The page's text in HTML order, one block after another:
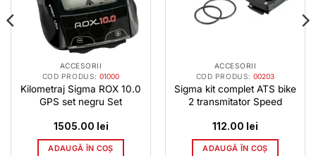
ACCESORII
COD PRODUS:01000
Kilometraj Sigma ROX 10.0
GPS set negru Set
1505.00 lei
ADAUGĂ ÎN COȘ
ACCESORII
COD PRODUS:00203
Sigma kit complet ATS bike
2 transmitator Speed
112.00 lei
ADAUGĂ ÎN COȘ